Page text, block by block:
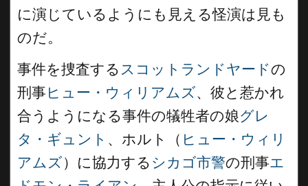
に演じているようにも見える怪演は見も
のだ。
事件を捜査するスコットランドヤードの
刑事 ヒュー・ウィリアムズ、彼と惹かれ
合うようになる事件の犠牲者の娘グレ
タ・ギュント 、ホルト（ ヒュー・ウィリ
アムズ）に協力する シカゴ市警の刑事エ